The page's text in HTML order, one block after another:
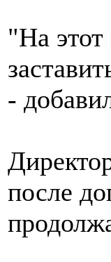
"На
-
после